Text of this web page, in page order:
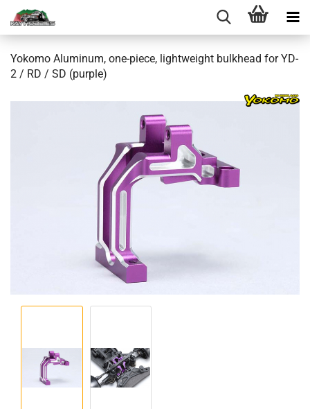
Yokomo Aluminum, one-piece, lightweight bulkhead for YD-
2 / RD / SD (purple)